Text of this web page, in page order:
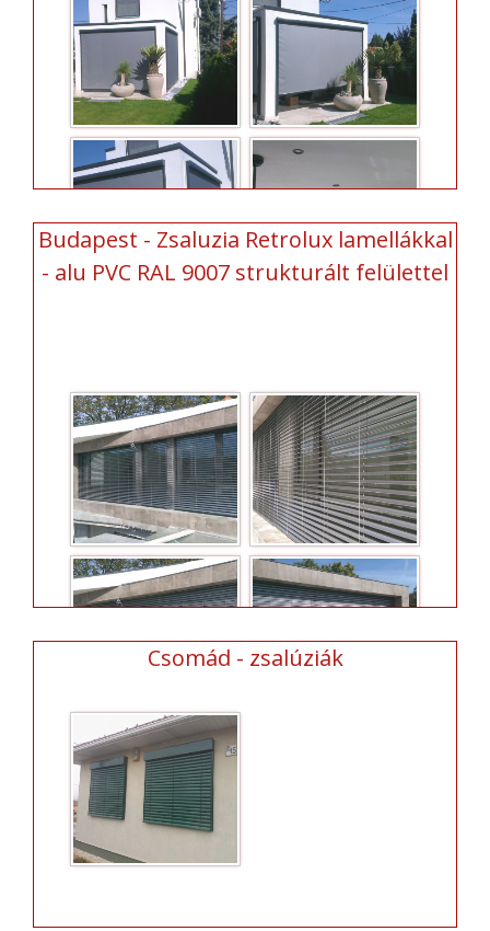
Budapest - Zsaluzia Retrolux lamellákkal
- alu PVC RAL 9007 strukturált felülettel
Csomád - zsalúziák